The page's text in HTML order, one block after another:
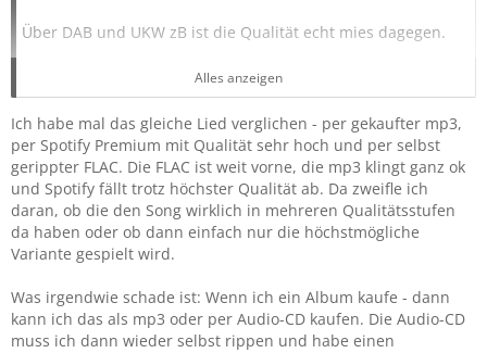
Über DAB und UKW zB ist die Qualität echt mies dagegen.
Mit Flac klingt es ganz ok. Habe dazu die mitten einen nach
unten sowie die Höhen einen nach oben gestellt und den
Bass zwei nach oben.
Höre da bis zu einer Lautstärke von 30-35, mehr ist mir
definitiv zu laut.
DAB höre ich bis 42 aber der Sound ist echt mager.
Das Problem an dem JBL sind die Mitteltöner. Die sind so
lasch und es fehlt jeglicher Bass in den Stimmen, denn aus
den Türen kommt wirklich nur reiner Bass, die sind einfach
schon zu tief getrennt. Oder man hätte 10er statt 8er
Alles anzeigen
Ich habe mal das gleiche Lied verglichen - per gekaufter mp3,
per Spotify Premium mit Qualität sehr hoch und per selbst
gerippter FLAC. Die FLAC ist weit vorne, die mp3 klingt ganz ok
und Spotify fällt trotz höchster Qualität ab. Da zweifle ich
daran, ob die den Song wirklich in mehreren Qualitätsstufen
da haben oder ob dann einfach nur die höchstmögliche
Variante gespielt wird.
Was irgendwie schade ist: Wenn ich ein Album kaufe - dann
kann ich das als mp3 oder per Audio-CD kaufen. Die Audio-CD
muss ich dann wieder selbst rippen und habe einen